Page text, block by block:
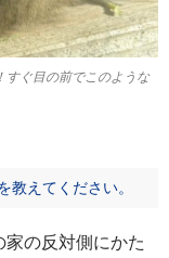
すぐ目の前でこのような
教えてください。
の反対側にかた